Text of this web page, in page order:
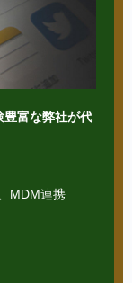
豊富な弊社が代
MDM連携